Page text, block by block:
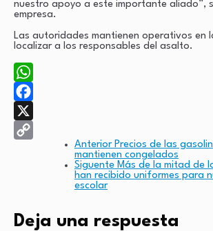
nuestro apoyo a este importante aliado”,
empresa.
Las autoridades mantienen operativos en
localizar a los responsables del asalto.
WhatsApp
Facebook
X
Anterior Precios de las
mantienen congelados
Siguente Más de la mitad de
han recibido uniformes para
escolar
Deja una respuesta